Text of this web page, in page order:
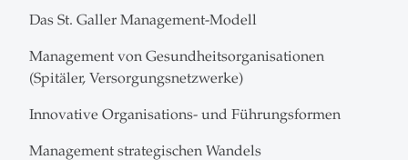
Das St. Galler Management-Modell
Management von Gesundheitsorganisationen
(Spitäler, Versorgungsnetzwerke)
Innovative Organisations- und Führungsformen
Management strategischen Wandels